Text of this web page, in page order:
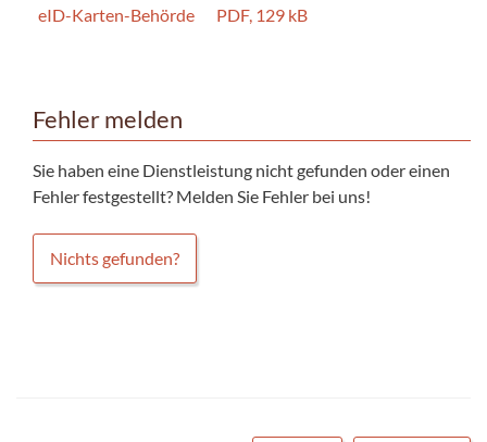
eID-Karten-Behörde
PDF, 129 kB
Fehler melden
Sie haben eine Dienstleistung nicht gefunden oder einen
Fehler festgestellt? Melden Sie Fehler bei uns!
Nichts gefunden?